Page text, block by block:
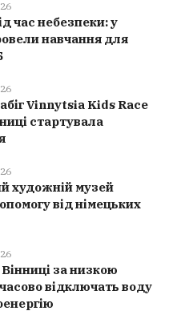
час небезпеки: у
навчання для
Vinnytsia Kids Race
стартувала
художній музей
від німецьких
за низкою
відключать воду